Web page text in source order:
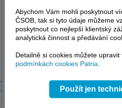
Abychom Vám mohli poskytnout
ČSOB, tak si tyto údaje můžeme
poskytnout co nejlepší klientský
analytická činnost a předávání
Detailně si cookies můžete
podmínkách cookies Patria.
Použít jen